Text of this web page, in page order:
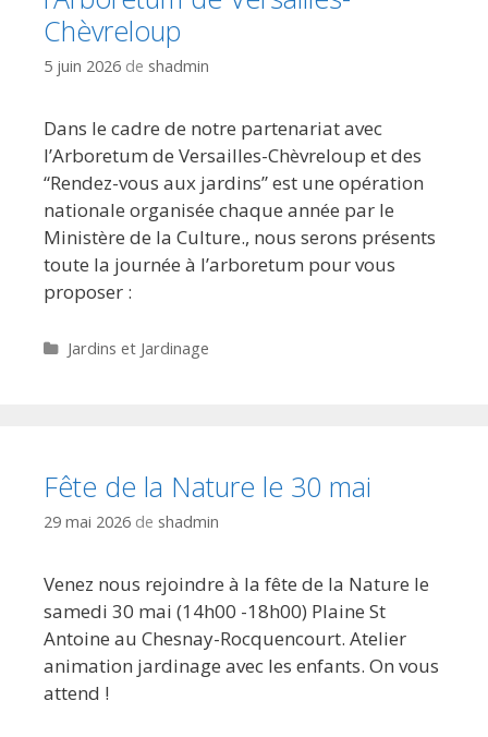
Chèvreloup
5 juin 2026 de shadmin
Dans le cadre de notre partenariat avec
l’Arboretum de Versailles-Chèvreloup et des
“Rendez-vous aux jardins” est une opération
nationale organisée chaque année par le
Ministère de la Culture., nous serons présents
toute la journée à l’arboretum pour vous
proposer :
Catégories
Jardins et Jardinage
Fête de la Nature le 30 mai
29 mai 2026 de shadmin
Venez nous rejoindre à la fête de la Nature le
samedi 30 mai (14h00 -18h00) Plaine St
Antoine au Chesnay-Rocquencourt. Atelier
animation jardinage avec les enfants. On vous
attend !